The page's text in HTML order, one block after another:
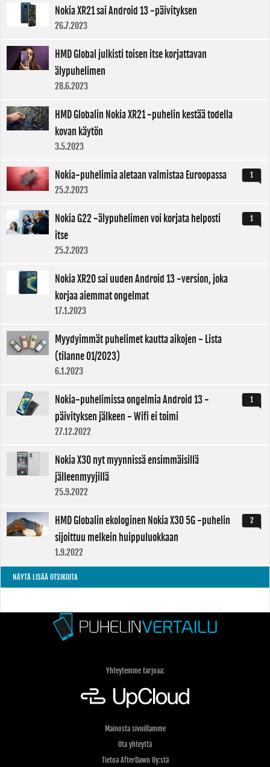
Nokia XR21 sai Android 13 -päivityksen
26.7.2023
HMD Global julkisti toisen itse korjattavan
älypuhelimen
28.6.2023
HMD Globalin Nokia XR21 -puhelin kestää todella
kovan käytön
3.5.2023
1
Nokia-puhelimia aletaan valmistaa Euroopassa
25.2.2023
1
Nokia G22 -älypuhelimen voi korjata helposti
itse
25.2.2023
Nokia XR20 sai uuden Android 13 -version, joka
korjaa aiemmat ongelmat
17.1.2023
Myydyimmät puhelimet kautta aikojen - Lista
(tilanne 01/2023)
6.1.2023
1
Nokia-puhelimissa ongelmia Android 13 -
päivityksen jälkeen - Wifi ei toimi
27.12.2022
Nokia X30 nyt myynnissä ensimmäisillä
jälleenmyyjillä
25.9.2022
2
HMD Globalin ekologinen Nokia X30 5G -puhelin
sijoittuu melkein huippuluokkaan
1.9.2022
NÄYTÄ LISÄÄ OTSIKOITA
Yhteytemme tarjoaa:
Mainosta sivuillamme
Ota yhteyttä
Tietoa AfterDawn Oy:stä